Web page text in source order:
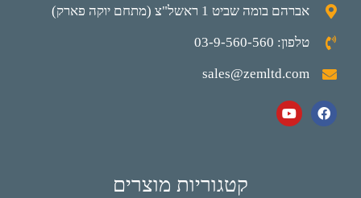
אברהם בומה שביט 1 ראשל"צ (מתחם יוקה פארק)
טלפון: 03-9-560-560
sales@zemltd.com
קטגוריות מוצרים